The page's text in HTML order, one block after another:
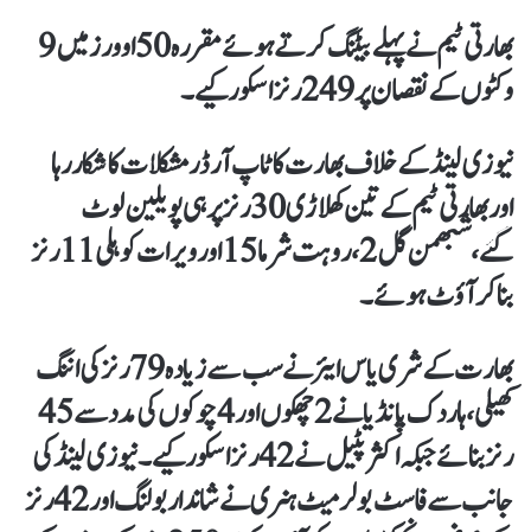
بھارتی ٹیم نےپہلےبیٹنگ کرتے ہوئےمقررہ50 اوورزمیں9
وکٹوں کے نقصان پر249 رنز اسکور کیے۔
نیوزی لینڈ کےخلاف بھارت کا ٹاپ آرڈر مشکلات کاشکار رہا
اوربھارتی ٹیم کے تین کھلاڑی30 رنز پرہی پویلین لوٹ
گئے،شبھمن گل 2،روہت شرما15 اور ویرات کوہلی11 رنز
بناکر آؤٹ ہوئے۔
بھارت کے شری یاس ایئر نے سب سے زیادہ 79رنز کی اننگ
کھیلی، ہاردک پانڈیا نے 2 چھکوں اور 4 چوکوں کی مدد سے 45
رنز بنائے جبکہ اکثر پٹیل نے 42 رنز اسکور کیے۔نیوزی لینڈ کی
جانب سے فاسٹ بولر میٹ ہنری نے شاندار بولنگ اور 42 رنز